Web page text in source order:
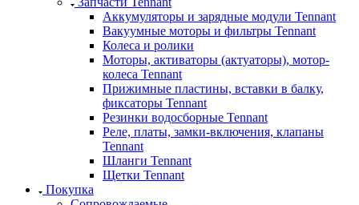
Аккумуляторы и зарядные модули Tennant
Вакуумные моторы и фильтры Tennant
Колеса и ролики
Моторы, активаторы (актуаторы), мотор-
колеса Tennant
Прижимные пластины, вставки в балку,
фиксаторы Tennant
Резинки водосборные Tennant
Реле, платы, замки-включения, клапаны
Tennant
Шланги Tennant
Щетки Tennant
Покупка